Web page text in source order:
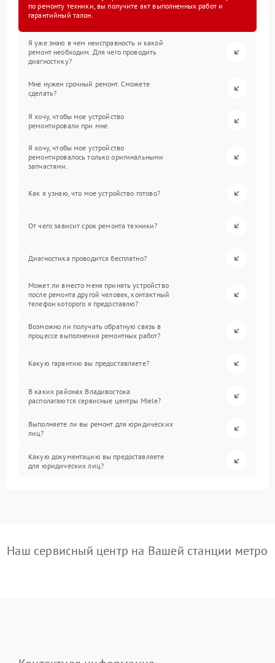
по ремонту техники, вы получите акт выполненных работ и
гарантийный талон.
Я уже знаю в чем неисправность и какой
ремонт необходим. Для чего проводить
диагностику?
Мне нужен срочный ремонт. Сможете
сделать?
Я хочу, чтобы мое устройство
ремонтировали при мне.
Я хочу, чтобы мое устройство
ремонтировалось только оригинальными
запчастями.
Как я узнаю, что мое устройство готово?
От чего зависит срок ремонта техники?
Диагностика проводится бесплатно?
Может ли вместо меня принять устройство
после ремонта другой человек, контактный
телефон которого я предоставлю?
Возможно ли получать обратную связь в
процессе выполнения ремонтных работ?
Какую гарантию вы предоставляете?
В каких районах Владивостока
располагаются сервисные центры Miele?
Выполняете ли вы ремонт для юридических
лиц?
Какую документацию вы предоставляете
для юридических лиц?
Наш сервисный центр на Вашей станции метро